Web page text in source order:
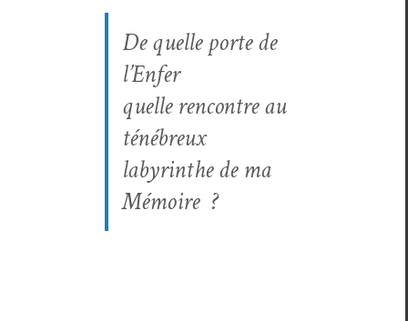
De quelle porte de
l’Enfer
quelle ren­con­tre au
ténébreux
labyrinthe de ma
Mémoire ?